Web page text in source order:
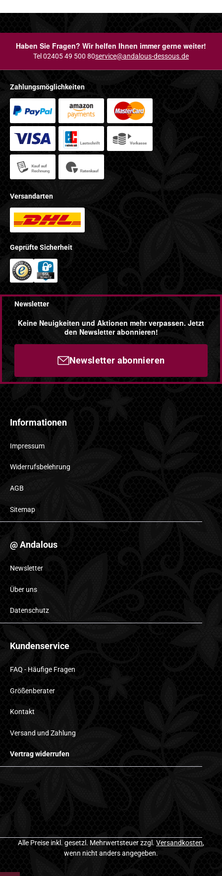
Haben Sie Fragen? Wir helfen Ihnen immer gerne weiter!
Tel 02405 49 500 80service@andalous-dessous.de
Zahlungsmöglichkeiten
Versandarten
Geprüfte Sicherheit
Newsletter
Keine Neuigkeiten und Aktionen mehr verpassen. Jetzt
den Newsletter abonnieren!
Newsletter abonnieren
Informationen
Impressum
Widerrufsbelehrung
AGB
Sitemap
@ Andalous
Newsletter
Über uns
Datenschutz
Kundenservice
FAQ - Häufige Fragen
Größenberater
Kontakt
Versand und Zahlung
Vertrag widerrufen
Alle Preise inkl. gesetzl. Mehrwertsteuer zzgl. Versandkosten,
wenn nicht anders angegeben.